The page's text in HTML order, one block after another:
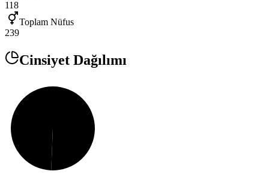
118
Toplam Nüfus
239
Cinsiyet Dağılımı